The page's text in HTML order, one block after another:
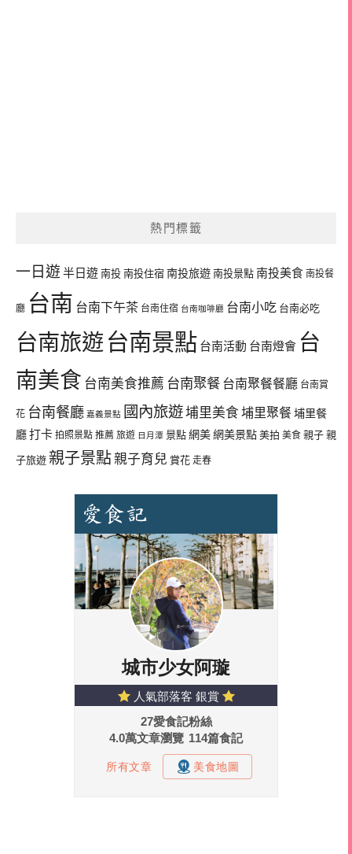
熱門標籤
一日遊半日遊 南投 南投住宿 南投旅遊 南投景點 南投美食 南投餐
廳 台南 台南下午茶 台南住宿 台南咖啡廳 台南小吃 台南必吃
台南旅遊 台南景點 台南活動 台南燈會 台
南美食 台南美食推薦 台南聚餐 台南聚餐餐廳 台南賞
花 台南餐廳 嘉義景點 國內旅遊埔里美食 埔里聚餐埔里餐
廳打卡 拍照景點 推薦 旅遊 日月潭 景點 網美網美景點 美拍 美食 親子 親
子旅遊 親子景點親子育兒 賞花 走春